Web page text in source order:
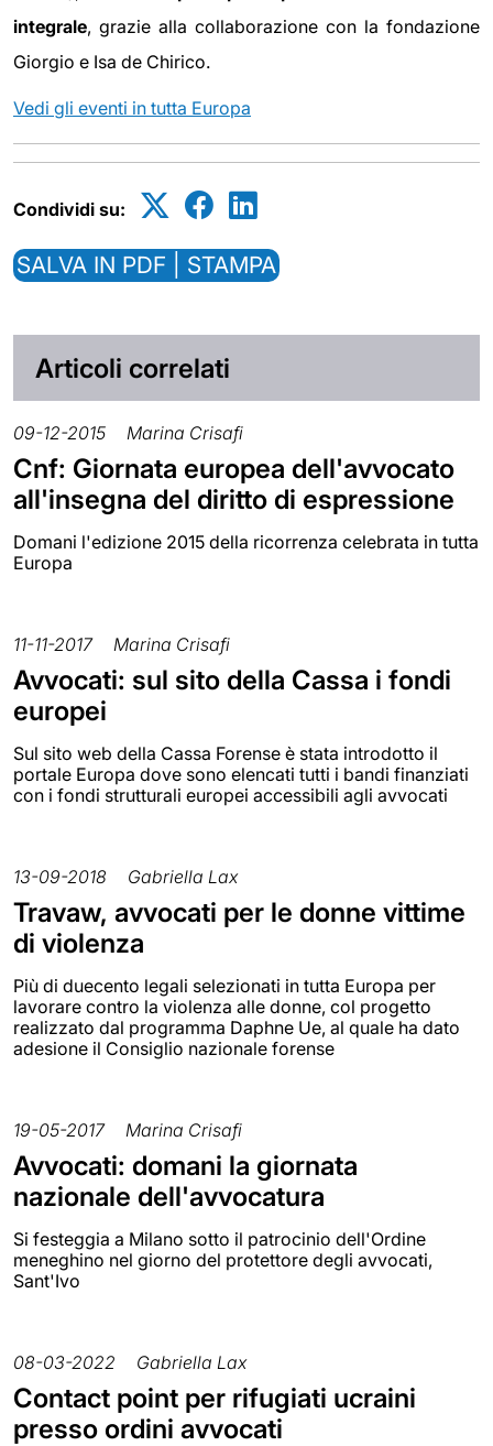
integrale, grazie alla collaborazione con la fondazione
Giorgio e Isa de Chirico.
Vedi gli eventi in tutta Europa
Condividi su:
SALVA IN PDF | STAMPA
Articoli correlati
09-12-2015 Marina Crisafi
Cnf: Giornata europea dell'avvocato
all'insegna del diritto di espressione
Domani l'edizione 2015 della ricorrenza celebrata in tutta
Europa
11-11-2017 Marina Crisafi
Avvocati: sul sito della Cassa i fondi
europei
Sul sito web della Cassa Forense è stata introdotto il
portale Europa dove sono elencati tutti i bandi finanziati
con i fondi strutturali europei accessibili agli avvocati
13-09-2018 Gabriella Lax
Travaw, avvocati per le donne vittime
di violenza
Più di duecento legali selezionati in tutta Europa per
lavorare contro la violenza alle donne, col progetto
realizzato dal programma Daphne Ue, al quale ha dato
adesione il Consiglio nazionale forense
19-05-2017 Marina Crisafi
Avvocati: domani la giornata
nazionale dell'avvocatura
Si festeggia a Milano sotto il patrocinio dell'Ordine
meneghino nel giorno del protettore degli avvocati,
Sant'Ivo
08-03-2022 Gabriella Lax
Contact point per rifugiati ucraini
presso ordini avvocati